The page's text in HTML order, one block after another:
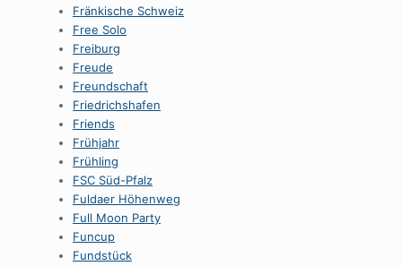
Fränkische Schweiz
Free Solo
Freiburg
Freude
Freundschaft
Friedrichshafen
Friends
Frühjahr
Frühling
FSC Süd-Pfalz
Fuldaer Höhenweg
Full Moon Party
Funcup
Fundstück